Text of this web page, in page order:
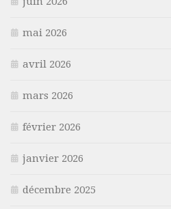
mai 2026
avril 2026
mars 2026
février 2026
janvier 2026
décembre 2025